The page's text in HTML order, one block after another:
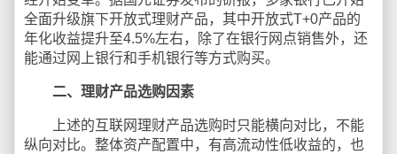
全面升级旗下开放式理财产品，其中开放式T+0产品的
年化收益提升至4.5%左右，除了在银行网点销售外，还
能通过网上银行和手机银行等方式购买。
二、理财产品选购因素
上述的互联网理财产品选购时只能横向对比，不能
纵向对比。整体资产配置中，有高流动性低收益的，也